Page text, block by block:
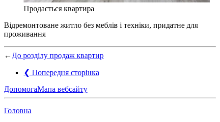
Продається квартира
Відремонтоване житло без меблів і техніки, придатне для
проживання
← До розділу продаж квартир
❮ Попередня сторінка
ДопомогаМапа вебсайту
Головна